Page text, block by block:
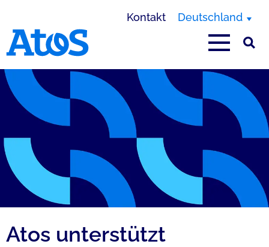
Kontakt Deutschland
Atos unterstützt